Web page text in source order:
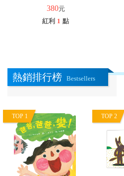
380元
紅利 1 點
熱銷排行榜 Bestsellers
TOP 1 TOP 2